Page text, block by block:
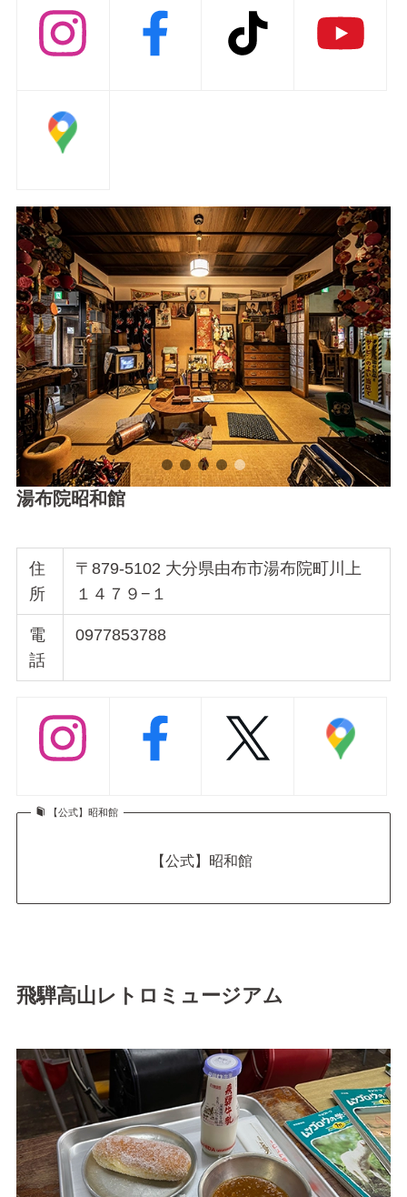
湯布院昭和館
住
所
〒879-5102 大分県由布市湯布院町川上
１４７９−１
電
話
0977853788
【公式】昭和館
【公式】昭和館
飛騨高山レトロミュージアム